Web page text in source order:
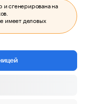
сгенерирована на
имеет деловых